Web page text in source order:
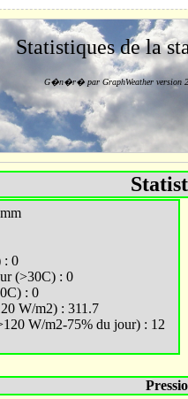
Statistiques de la
G�n�r� par GraphWeather version